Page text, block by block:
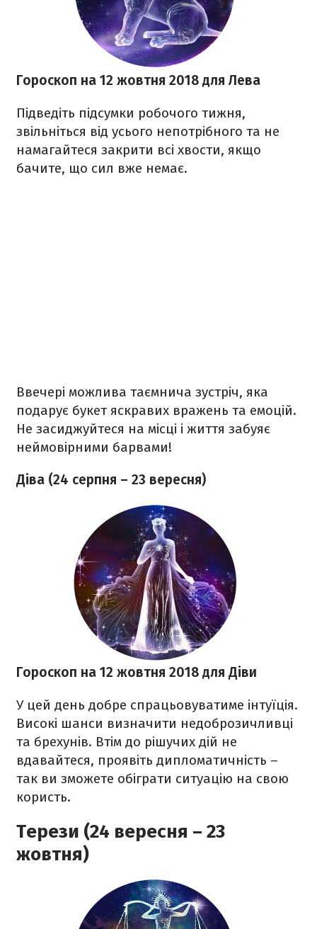
Гороскоп на 12 жовтня 2018 для Лева
Підведіть підсумки робочого тижня,
звільніться від усього непотрібного та не
намагайтеся закрити всі хвости, якщо
бачите, що сил вже немає.
Ввечері можлива таємнича зустріч, яка
подарує букет яскравих вражень та емоцій.
Не засиджуйтеся на місці і життя забуяє
неймовірними барвами!
Діва (24 серпня – 23 вересня)
Гороскоп на 12 жовтня 2018 для Діви
У цей день добре спрацьовуватиме інтуїція.
Високі шанси визначити недоброзичливці
та брехунів. Втім до рішучих дій не
вдавайтеся, проявіть дипломатичність –
так ви зможете обіграти ситуацію на свою
користь.
Терези (24 вересня – 23
жовтня)